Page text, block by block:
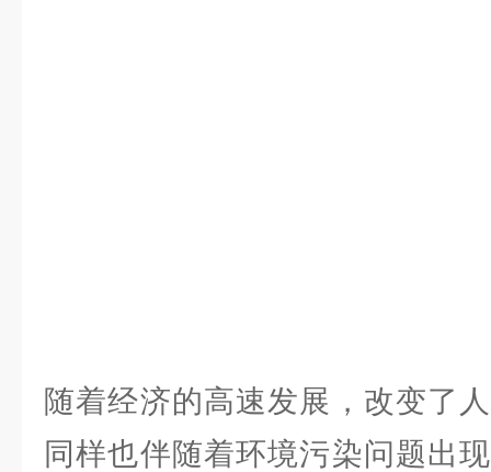
随着经济的高速发展，改变了
同样也伴随着环境污染问题出